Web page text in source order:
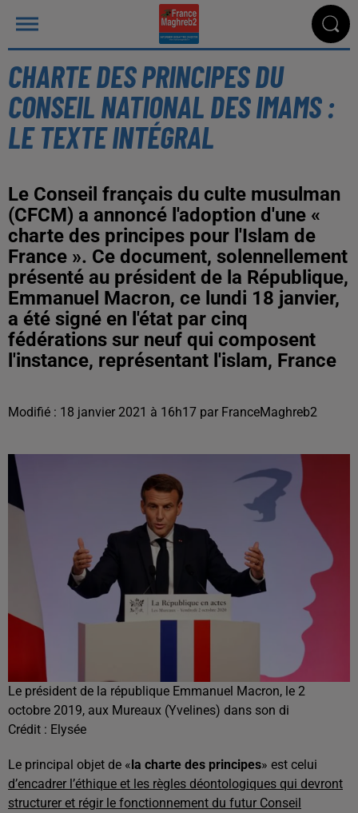
CHARTE DES PRINCIPES DU
CONSEIL NATIONAL DES IMAMS :
LE TEXTE INTÉGRAL
Le Conseil français du culte musulman
(CFCM) a annoncé l'adoption d'une «
charte des principes pour l'Islam de
France ». Ce document, solennellement
présenté au président de la République,
Emmanuel Macron, ce lundi 18 janvier,
a été signé en l'état par cinq
fédérations sur neuf qui composent
l'instance, représentant l'islam, France
Modifié : 18 janvier 2021 à 16h17 par FranceMaghreb2
Le président de la république Emmanuel Macron, le 2
octobre 2019, aux Mureaux (Yvelines) dans son di
Crédit : Elysée
Le principal objet de « la charte des principes» est celui
d’encadrer l’éthique et les règles déontologiques qui devront
structurer et régir le fonctionnement du futur Conseil